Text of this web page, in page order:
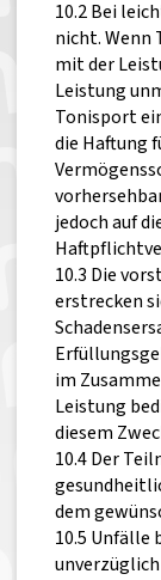
10.2 Bei
nicht. Wenn
mit der
Leistung
Tonisport
die Haftung
jedoch auf
10.3 Die
erstrecken
im
Leistung
diesem
10.4 Der
dem
10.5 Unfälle